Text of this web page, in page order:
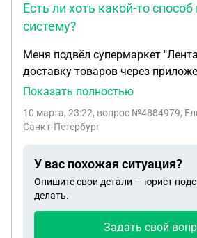
Есть ли хоть какой-то способ
систему?
Меня подвёл супермаркет "Лента". Я
доставку товаров через приложение.
прочих товаров были крайне
заказа я указала статус
кроме тех самых гигиенических
мне не звонил, никто ничего не
не доставили и всё. Гигиенические средства были
нужны срочно и сильнее любой
Показать полностью
10 марта, 23:22, вопрос №4884979,
Санкт-Петербург
У вас похожая ситуация?
Опишите свои детали — юрист
делать.
Задать свой